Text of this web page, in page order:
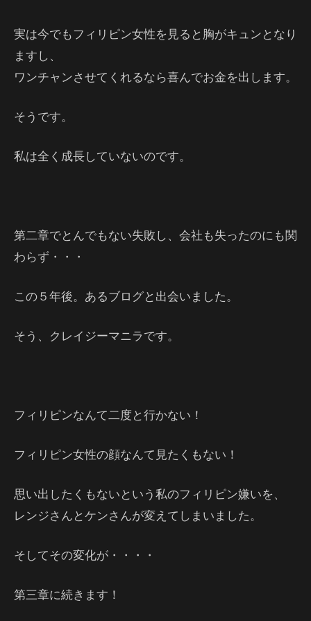
実は今でもフィリピン女性を見ると胸がキュンとなり
ますし、
ワンチャンさせてくれるなら喜んでお金を出します。
そうです。
私は全く成長していないのです。
第二章でとんでもない失敗し、会社も失ったのにも関
わらず・・・
この５年後。あるブログと出会いました。
そう、クレイジーマニラです。
フィリピンなんて二度と行かない！
フィリピン女性の顔なんて見たくもない！
思い出したくもないという私のフィリピン嫌いを、
レンジさんとケンさんが変えてしまいました。
そしてその変化が・・・・
第三章に続きます！